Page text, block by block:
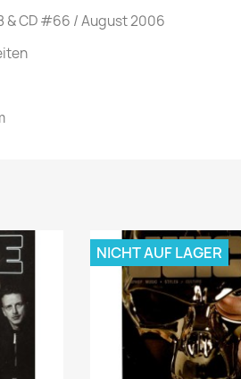
& CD #66 / August 2006
NICHT AUF LAGER